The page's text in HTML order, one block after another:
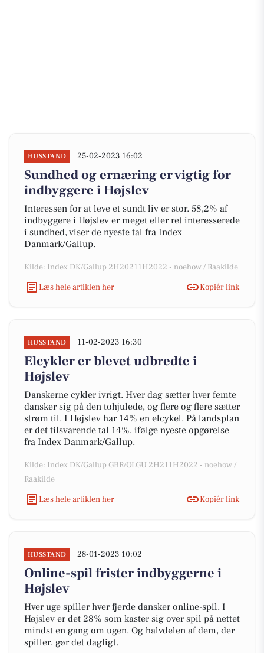
HUSSTAND 25-02-2023 16:02
Sundhed og ernæring er vigtig for
indbyggere i Højslev
Interessen for at leve et sundt liv er stor. 58,2% af
indbyggere i Højslev er meget eller ret interesserede
i sundhed, viser de nyeste tal fra Index
Danmark/Gallup.
Kilde: Index DK/Gallup 2H20211H2022 - noehow / Raakilde
Læs hele artiklen her
Kopiér link
HUSSTAND 11-02-2023 16:30
Elcykler er blevet udbredte i
Højslev
Danskerne cykler ivrigt. Hver dag sætter hver femte
dansker sig på den tohjulede, og flere og flere sætter
strøm til. I Højslev har 14% en elcykel. På landsplan
er det tilsvarende tal 14%, ifølge nyeste opgørelse
fra Index Danmark/Gallup.
Kilde: Index DK/Gallup GBR/OLGU 2H211H2022 - noehow /
Raakilde
Læs hele artiklen her
Kopiér link
HUSSTAND 28-01-2023 10:02
Online-spil frister indbyggerne i
Højslev
Hver uge spiller hver fjerde dansker online-spil. I
Højslev er det 28% som kaster sig over spil på nettet
mindst en gang om ugen. Og halvdelen af dem, der
spiller, gør det dagligt.